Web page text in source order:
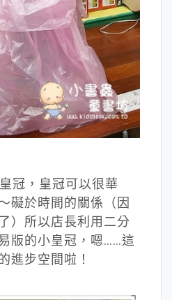
冠，皇冠可以很華
礙於時間的關係（因
）所以店長利用二分
版的小皇冠，嗯……這
進步空間啦！